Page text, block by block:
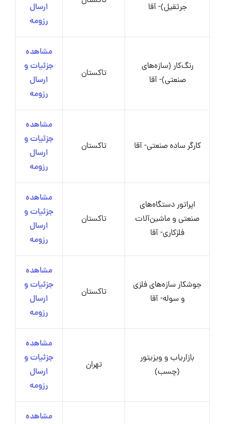
جرثقیل)- آقا
ارسال
رزومه
رنگ‌کار (سازه‌های
صنعتی)- آقا
تاکستان
مشاهده
جزئیات و
ارسال
رزومه
کارگر ساده صنعتی- آقا تاکستان
مشاهده
جزئیات و
ارسال
رزومه
اپراتور دستگاه‌های
صنعتی و ماشین‌آلات
فلزکاری- آقا
تاکستان
مشاهده
جزئیات و
ارسال
رزومه
جوشکار سازه‌های فلزی
و سوله- آقا
تاکستان
مشاهده
جزئیات و
ارسال
رزومه
بازاریاب و ویزیتور
(چسب)
تهران
مشاهده
جزئیات و
ارسال
رزومه
مشاهده